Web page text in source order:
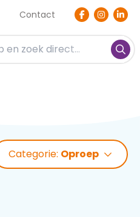
Contact
Categorie: Oproep